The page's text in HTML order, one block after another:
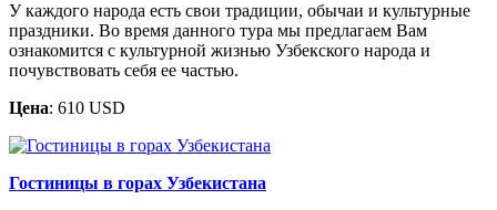
У каждого народа есть свои традиции, обычаи и культурные
праздники. Во время данного тура мы предлагаем Вам
ознакомится с культурной жизнью Узбекского народа и
почувствовать себя ее частью.
Цена: 610 USD
Гостиницы в горах Узбекистана